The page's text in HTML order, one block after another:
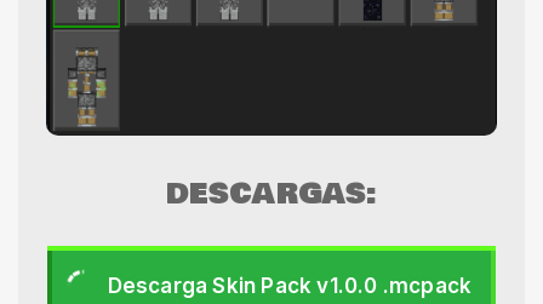
DESCARGAS:
Descarga Skin Pack v1.0.0 .mcpack